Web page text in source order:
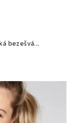
bezešvá...